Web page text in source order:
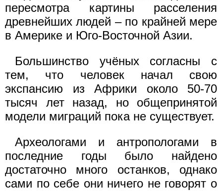
пересмотра картины расселения
древнейших людей – по крайней мере
в Америке и Юго-Восточной Азии.
Большинство учёных согласны с
тем, что человек начал свою
экспансию из Африки около 50-70
тысяч лет назад, но общепринятой
модели миграций пока не существует.
Археологами и антропологами в
последние годы было найдено
достаточно много останков, однако
сами по себе они ничего не говорят о